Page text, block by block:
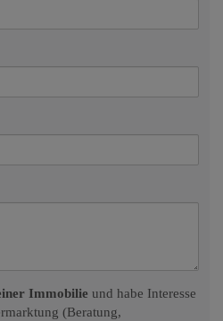
Immobilie und habe Interesse
(Beratung,